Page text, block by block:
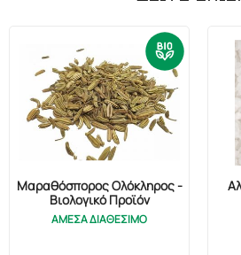
Μαραθόσπορος Ολόκληρος -
Βιολογικό Προϊόν
ΑΜΕΣΑ ΔΙΑΘΕΣΙΜΟ